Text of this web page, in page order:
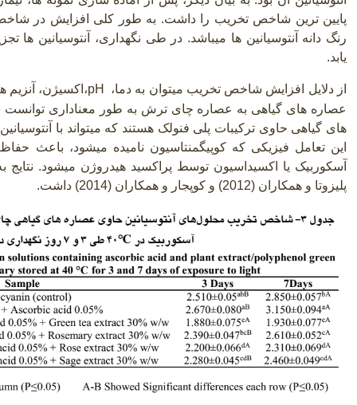
پایین ترین شاخص تخریب را داشت. به طور کلی افزایش در
رنگ دانه آنتوسیانین ها میباشد. در طی نگهداری، آنتوسیانین
یابد.
از دلایل افزایش شاخص تخریب میتوان به دما، pH،اکسیژن، آنزیم
عصاره های گیاهی به عصاره چای ترش به طور معناداری
های گیاهی حاوی ترکیبات پلی فنولک هستند که میتواند با
این تعامل فیزیکی که کوپیگمنتاسیون نامیده میشود، باعث
آسکوربیک یا اکسیداسیون توسط پراکسید هیدروژن میشود. نتایج
پلیزوتا و همکاران (2012) و کوپجار و همکاران
(2014) داشت.